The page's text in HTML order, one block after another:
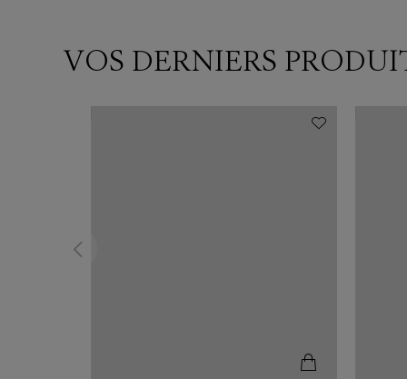
VOS DERNIERS